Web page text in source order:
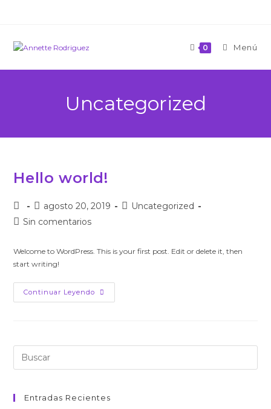
0 Menú
Uncategorized
Hello world!
Autor
de
Publicación
de
agosto 20, 2019
Categoría
Uncategorized
Comentarios
la
entrada:
Sin comentarios
Welcome to WordPress. This is your first post. Edit or delete it, then
start writing!
Continuar Leyendo Hello
World!
Entradas Recientes